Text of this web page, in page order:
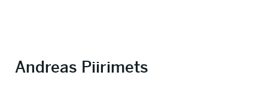
Andreas Piirimets